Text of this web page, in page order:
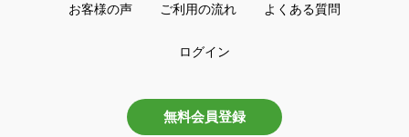
お客様の声 ご利用の流れ よくある質問
ログイン
無料会員登録